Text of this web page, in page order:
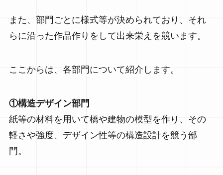
また、部門ごとに様式等が決められており、それ
らに沿った作品作りをして出来栄えを競います。
ここからは、各部門について紹介します。
①構造デザイン部門
紙等の材料を用いて橋や建物の模型を作り、その
軽さや強度、デザイン性等の構造設計を競う部
門。